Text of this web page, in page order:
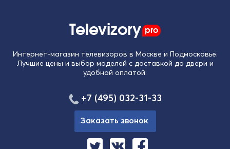
Televizory pro
Интернет-магазин телевизоров в Москве и Подмосковье.
Лучшие цены и выбор моделей с доставкой до двери и
удобной оплатой.
+7 (495) 032-31-33
Заказать звонок